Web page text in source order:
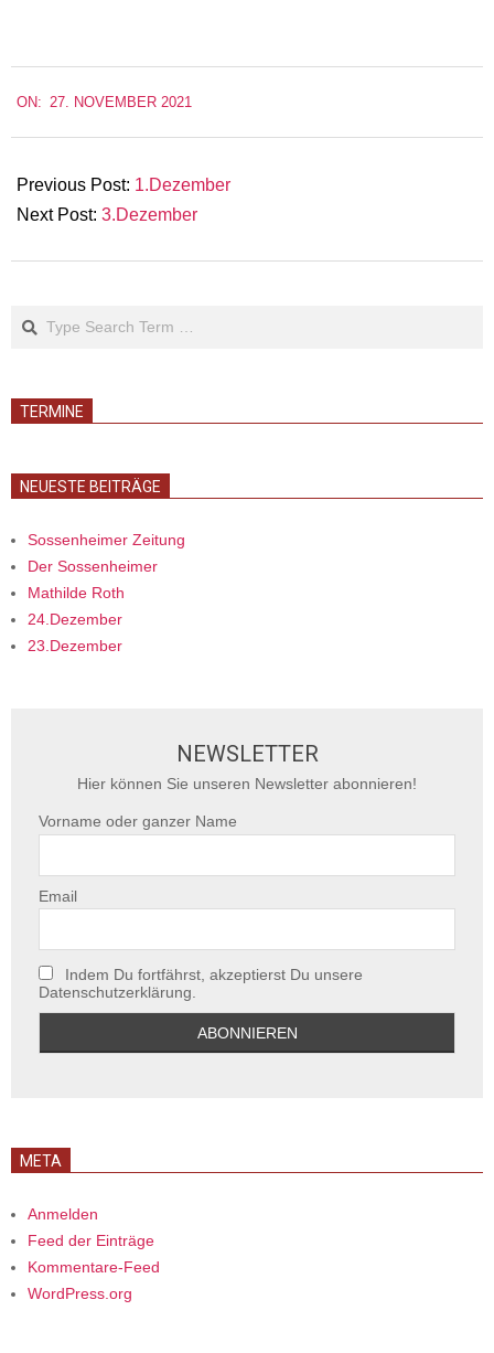
11-
27
ON: 27. NOVEMBER 2021
Previous Post: 1.Dezember
Next Post: 3.Dezember
TERMINE
NEUESTE BEITRÄGE
Sossenheimer Zeitung
Der Sossenheimer
Mathilde Roth
24.Dezember
23.Dezember
NEWSLETTER
Hier können Sie unseren Newsletter abonnieren!
Vorname oder ganzer Name
Email
Indem Du fortfährst, akzeptierst Du unsere
Datenschutzerklärung.
META
Anmelden
Feed der Einträge
Kommentare-Feed
WordPress.org